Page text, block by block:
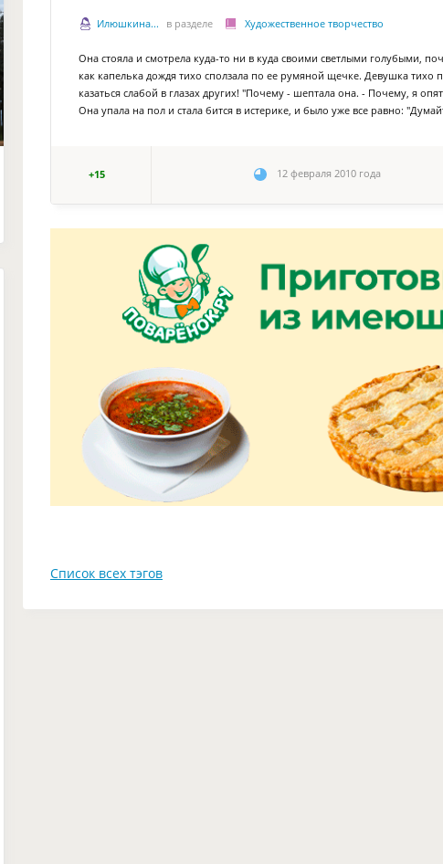
Илюшкина... в разделе Художественное творчество
Она стояла и смотрела куда-то ни в куда своими светлыми голубыми,
как капелька дождя тихо сползала по ее румяной щечке. Девушка тихо
казаться слабой в глазах других! "Почему - шептала она. - Почему, я
Она упала на пол и стала бится в истерике, и было уже все равно:
+15 12 февраля 2010 года
Список всех тэгов